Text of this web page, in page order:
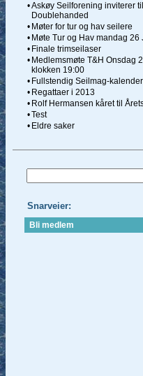
•Askøy Seilforening inviterer
Doublehanded
• Møter for tur og hav seilere
• Møte Tur og Hav mandag 26
• Finale trimseilaser
• Medlemsmøte T&H Onsdag
klokken 19:00
• Fullstendig Seilmag-kalender
• Regattaer i 2013
• Rolf Hermansen kåret til
•Test
• Eldre saker
Snarveier:
Bli medlem